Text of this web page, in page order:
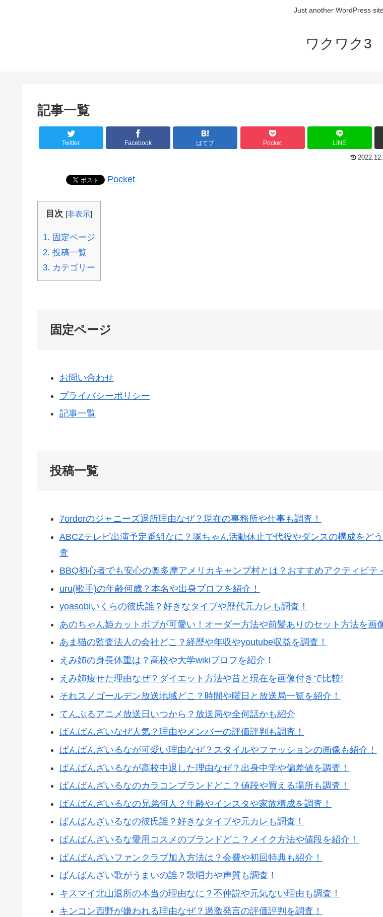
Just another WordPress
ワクワク3
記事一覧
Twitter Facebook はてブ Pocket LINE
Pocket
目次 [非表示]
1. 固定ページ
2. 投稿一覧
3. カテゴリー
固定ページ
お問い合わせ
プライバシーポリシー
記事一覧
投稿一覧
7orderのジャニーズ退所理由なぜ？現在の事務所や仕事も調査！
ABCZテレビ出演予定番組なに？塚ちゃん活動休止で代役やダンスの構成をど
査
BBQ初心者でも安心の奥多摩アメリカキャンプ村とは？おすすめアクティビテ
uru(歌手)の年齢何歳？本名や出身プロフを紹介！
yoasobiいくらの彼氏誰？好きなタイプや歴代元カレも調査！
あのちゃん姫カットボブが可愛い！オーダー方法や前髪ありのセット方法を画
あま猫の監査法人の会社どこ？経歴や年収やyoutube収益を調査！
えみ姉の身長体重は？高校や大学wikiプロフを紹介！
えみ姉痩せた理由なぜ？ダイエット方法や昔と現在を画像付きで比較!
それスノゴールデン放送地域どこ？時間や曜日と放送局一覧を紹介！
てんぷるアニメ放送日いつから？放送局や全何話かも紹介
ばんばんざいなぜ人気？理由やメンバーの評価評判も調査！
ばんばんざいるなが可愛い理由なぜ？スタイルやファッションの画像も紹介！
ばんばんざいるなが高校中退した理由なぜ？出身中学や偏差値を調査！
ばんばんざいるなのカラコンブランドどこ？値段や買える場所も調査！
ばんばんざいるなの兄弟何人？年齢やインスタや家族構成を調査！
ばんばんざいるなの彼氏誰？好きなタイプや元カレも調査！
ばんばんざいるな愛用コスメのブランドどこ？メイク方法や値段を紹介！
ばんばんざいファンクラブ加入方法は？会費や初回特典も紹介！
ばんばんざい歌がうまいの誰？歌唱力や声質も調査！
キスマイ北山退所の本当の理由なに？不仲説や元気ない理由も調査！
キンコン西野が嫌われる理由なぜ？過激発言の評価評判を調査！